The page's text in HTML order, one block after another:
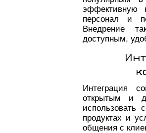
эффективную
персонал и
Внедрение
доступным,
Интеграция
открытым и
использовать
продуктах и
общения с